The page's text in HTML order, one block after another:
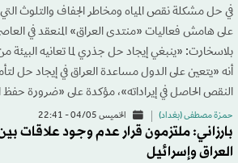
في حل مشكلة نقص المياه ومخاطر الجفاف والتلوث
على هامش فعاليات «منتدى العراق» المنعقد في
بلاسخارت: «ينبغي إيجاد حل جذري لما تعانيه
أنه «يتعين على الدول مساعدة العراق في إيجاد حل
النقص الحاصل في إيراداته»، مؤكدة على «ضرورة حفظ
حمزة مصطفى (بغداد) الخميس 04/05 - 22:41
بارزاني: ملتزمون قرار عدم وجود علاقات
العراق وإسرائيل